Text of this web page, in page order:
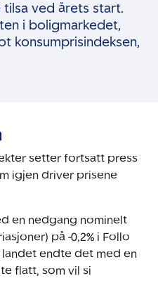
ved årets start.
i boligmarkedet,
konsumprisindeksen,
setter fortsatt press
igjen driver prisene
en nedgang nominelt
på -0,2% i Follo
endte det med en
flatt, som vil si